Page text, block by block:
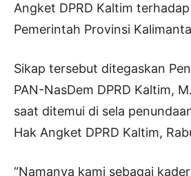
Angket DPRD Kaltim
Pemerintah Provinsi
Sikap tersebut ditegaskan
PAN-NasDem DPRD Kaltim,
saat ditemui di sela
Hak Angket DPRD Kaltim,
“Namanya kami sebagai